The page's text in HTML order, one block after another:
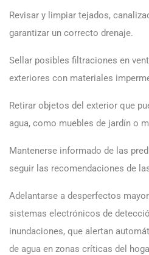
Revisar y limpiar tejados,
garantizar un correcto drenaje.
Sellar posibles filtraciones en
exteriores con materiales
Retirar objetos del exterior que
agua, como muebles de jardín o
Mantenerse informado de las
seguir las recomendaciones de
Adelantarse a desperfectos
sistemas electrónicos de
inundaciones, que alertan
de agua en zonas críticas del